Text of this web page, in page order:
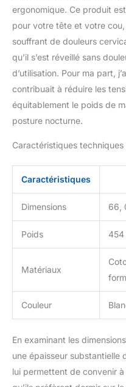
ergonomique. Ce produit
pour votre tête et votre
souffrant de douleurs
qu’il s’est réveillé sans
d’utilisation. Pour ma part,
contribuait à réduire les
équitablement le poids de
posture nocturne.
Caractéristiques
Caractéristiques
Dimensions 66,
Poids 454
Matériaux
Couleur
En examinant les
une épaisseur substantielle
lui permettent de convenir